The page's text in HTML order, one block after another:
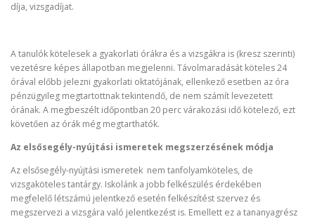
díja, vizsgadíjat.
A tanulók kötelesek a gyakorlati órákra és a vizsgákra is (kresz szerinti)
vezetésre képes állapotban megjelenni. Távolmaradását köteles 24
órával előbb jelezni gyakorlati oktatójának, ellenkező esetben az óra
pénzügyileg megtartottnak tekintendő, de nem számít levezetett
órának. A megbeszélt időpontban 20 perc várakozási idő kötelező, ezt
követően az órák még megtarthatók.
Az elsősegély-nyújtási ismeretek megszerzésének módja
Az elsősegély-nyújtási ismeretek nem tanfolyamköteles, de
vizsgaköteles tantárgy. Iskolánk a jobb felkészülés érdekében
megfelelő létszámú jelentkező esetén felkészítést szervez és
megszervezi a vizsgára való jelentkezést is. Emellett ez a tananyagrész